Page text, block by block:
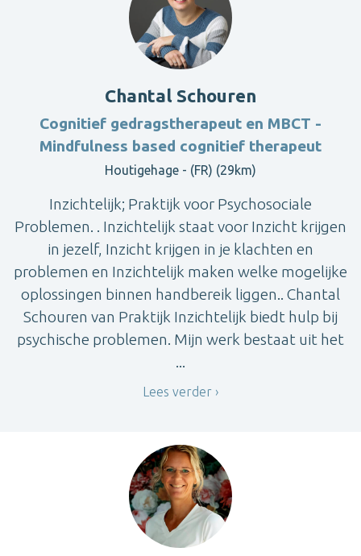
Chantal Schouren
Cognitief gedragstherapeut en MBCT -
Mindfulness based cognitief therapeut
Houtigehage - (FR) (29km)
Inzichtelijk; Praktijk voor Psychosociale
Problemen. . Inzichtelijk staat voor Inzicht krijgen
in jezelf, Inzicht krijgen in je klachten en
problemen en Inzichtelijk maken welke mogelijke
oplossingen binnen handbereik liggen.. Chantal
Schouren van Praktijk Inzichtelijk biedt hulp bij
psychische problemen. Mijn werk bestaat uit het
...
Lees verder